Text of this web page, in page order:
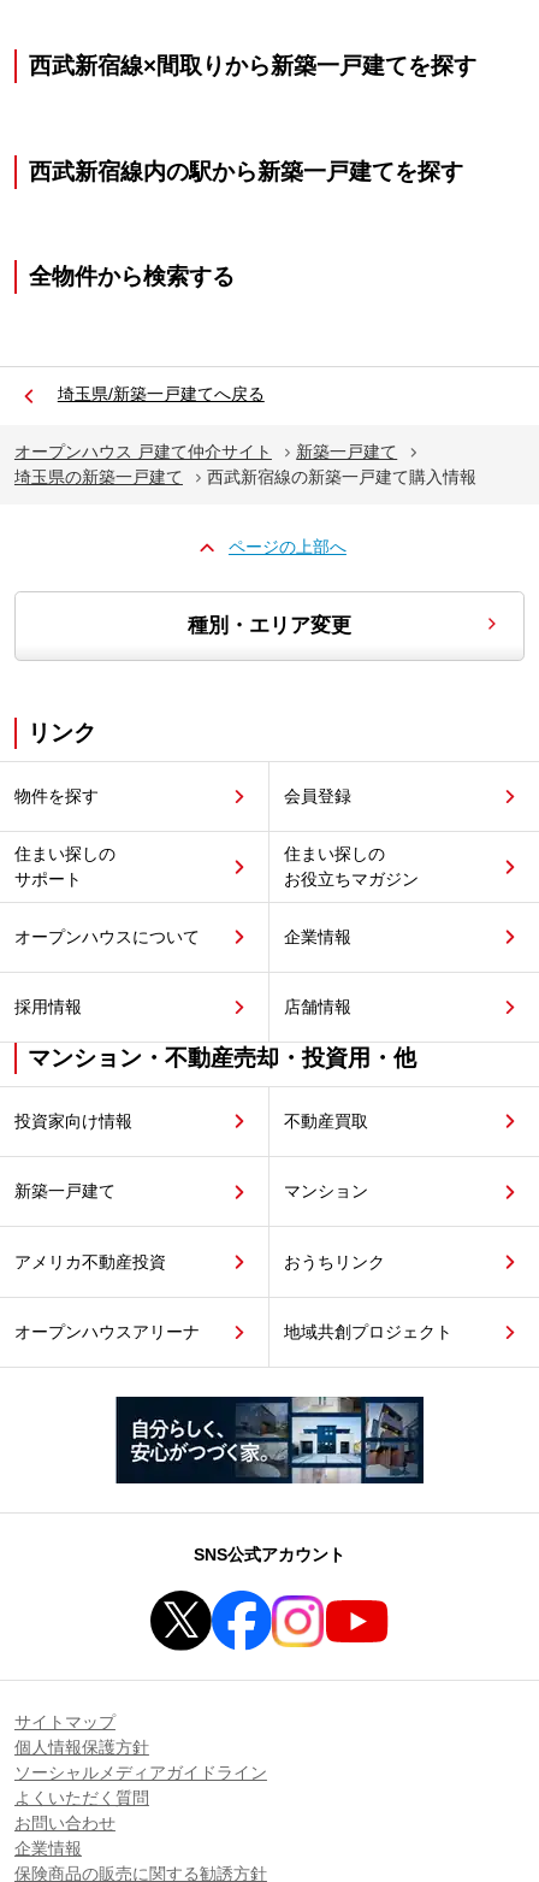
西武新宿線×間取りから新築一戸建てを探す
西武新宿線内の駅から新築一戸建てを探す
全物件から検索する
埼玉県/新築一戸建てへ戻る
オープンハウス 戸建て仲介サイト
新築一戸建て
埼玉県の新築一戸建て
西武新宿線の新築一戸建て購入情報
ページの上部へ
種別・エリア変更
リンク
物件を探す 会員登録
住まい探しの
サポート
住まい探しの
お役立ちマガジン
オープンハウスについて 企業情報
採用情報 店舗情報
マンション・不動産売却・投資用・他
投資家向け情報 不動産買取
新築一戸建て マンション
アメリカ不動産投資 おうちリンク
オープンハウスアリーナ 地域共創プロジェクト
SNS公式アカウント
サイトマップ
個人情報保護方針
ソーシャルメディアガイドライン
よくいただく質問
お問い合わせ
企業情報
保険商品の販売に関する勧誘方針